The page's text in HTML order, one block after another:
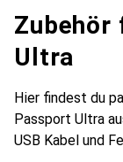
Zubehör
Ultra
Hier findest du
Passport Ultra
USB Kabel und